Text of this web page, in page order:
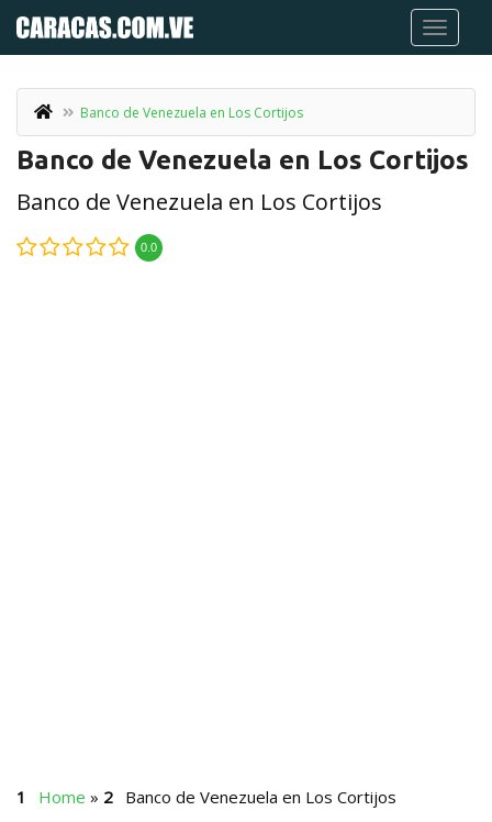
Banco de Venezuela en Los Cortijos
Banco de Venezuela en Los Cortijos
Banco de Venezuela en Los Cortijos
0.0
Home » Banco de Venezuela en Los Cortijos